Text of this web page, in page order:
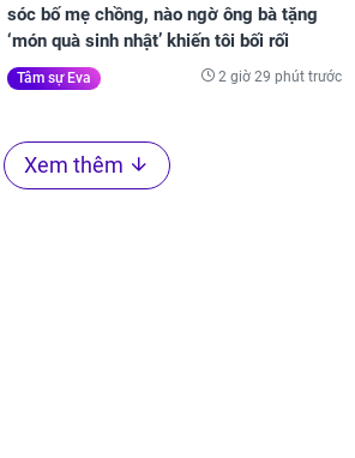
sóc bố mẹ chồng, nào ngờ ông bà tặng
‘món quà sinh nhật’ khiến tôi bối rối
Tâm sự Eva 2 giờ 29 phút trước
Xem thêm